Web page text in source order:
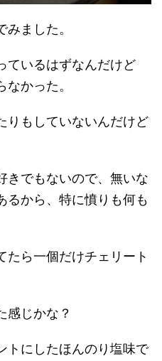
ました。
ているはずなんだけど
かった。
りもしていないんだけど
きでもないので、無いな
るから、特に憤りも何も
たら一個だけチェリート
感じかな？
トにしたほんのり塩味で